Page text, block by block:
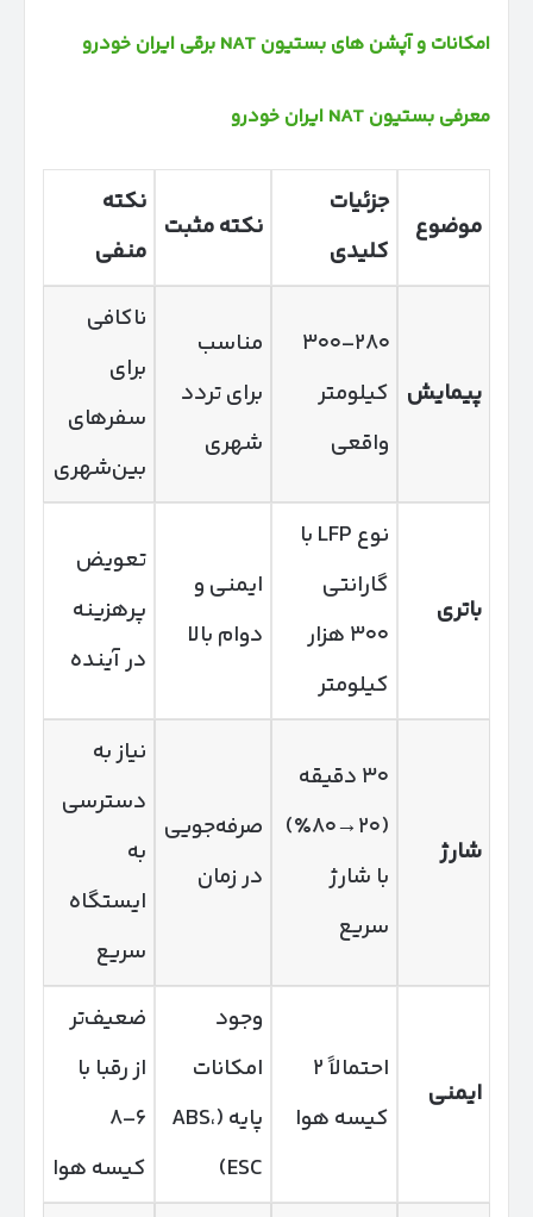
امکانات و آپشن‌ های بستیون NAT برقی ایران‌ خودرو
معرفی بستیون NAT ایران خودرو
موضوع
جزئیات
کلیدی
نکته مثبت
نکته
منفی
پیمایش
۲۸۰–۳۰۰
کیلومتر
واقعی
مناسب
برای تردد
شهری
ناکافی
برای
سفرهای
بین‌شهری
باتری
نوع LFP با
گارانتی
۳۰۰ هزار
کیلومتر
ایمنی و
دوام بالا
تعویض
پرهزینه
در آینده
شارژ
۳۰ دقیقه
(۲۰→۸۰٪)
با شارژ
سریع
صرفه‌جویی
در زمان
نیاز به
دسترسی
به
ایستگاه
سریع
ایمنی
احتمالاً ۲
کیسه هوا
وجود
امکانات
پایه (ABS،
ESC)
ضعیف‌تر
از رقبا با
۶–۸
کیسه هوا